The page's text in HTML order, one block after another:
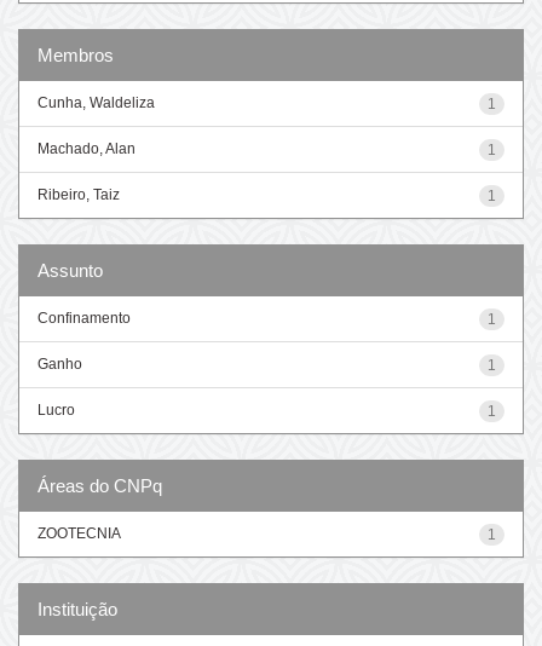
Membros
1
Cunha, Waldeliza
1
Machado, Alan
1
Ribeiro, Taiz
Assunto
1
Confinamento
1
Ganho
1
Lucro
Áreas do CNPq
1
ZOOTECNIA
Instituição